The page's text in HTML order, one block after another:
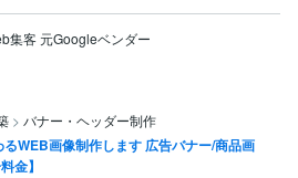
集客 元Googleベンダー
> バナー・ヘッダー制作
WEB画像制作します 広告バナー/商品画
金】